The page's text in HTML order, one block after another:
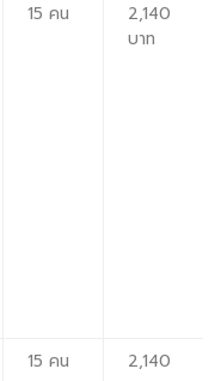
15 คน
2,140
บาท
15 คน
2,140